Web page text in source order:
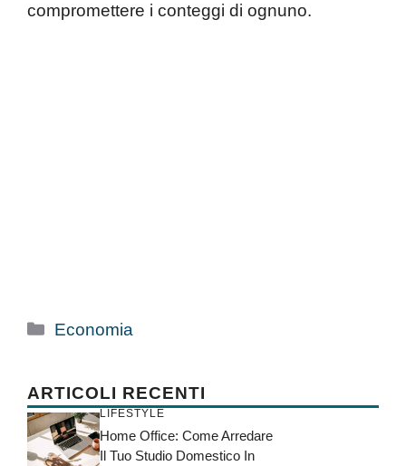
compromettere i conteggi di ognuno.
Categorie
Economia
ARTICOLI RECENTI
LIFESTYLE
Home Office: Come Arredare
Il Tuo Studio Domestico In